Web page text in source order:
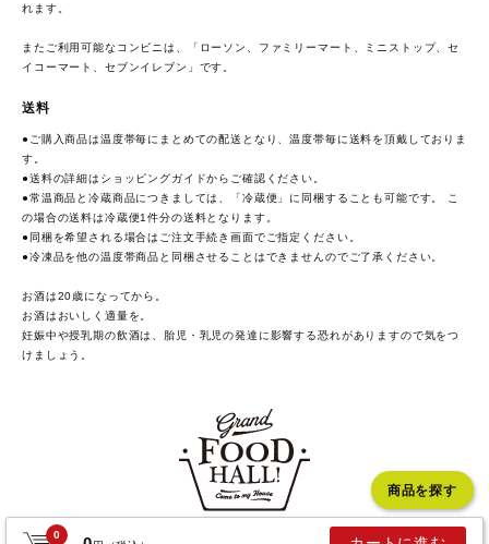
れます。
またご利用可能なコンビニは、「ローソン、ファミリーマート、ミニストップ、セ
イコーマート、セブンイレブン」です。
送料
●ご購入商品は温度帯毎にまとめての配送となり、温度帯毎に送料を頂戴しておりま
す。
●送料の詳細は ショッピングガイドからご確認ください。
●常温商品と冷蔵商品につきましては、「冷蔵便」に同梱することも可能です。 こ
の場合の送料は冷蔵便1件分の送料となります。
●同梱を希望される場合はご注文手続き画面でご指定ください。
●冷凍品を他の温度帯商品と同梱させることはできませんのでご了承ください。
お酒は20歳になってから。
お酒はおいしく適量を。
妊娠中や授乳期の飲酒は、胎児・乳児の発達に影響する恐れがありますので気をつ
けましょう。
商品を探す
0